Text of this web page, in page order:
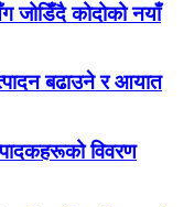
जोडिँदै कोदोको नयाँ
बढाउने र आयात
विवरण